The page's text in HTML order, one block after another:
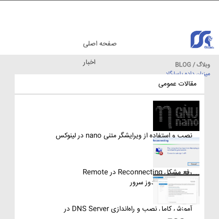
وبلاگ / BLOG
میزبان داده پاسارگاد
صفحه اصلی
اخبار
مقالات عمومی
نصب و استفاده از ویرایشگر متنی nano در لینوکس
رفع مشکل Reconnecting در Remote
Desktop ویندوز سرور
آموزش کامل نصب و راه‌اندازی DNS Server در